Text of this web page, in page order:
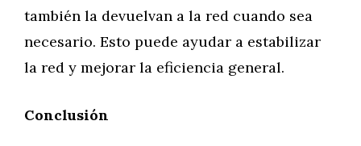
también la devuelvan a la red cuando sea
necesario. Esto puede ayudar a estabilizar
la red y mejorar la eficiencia general.
Conclusión